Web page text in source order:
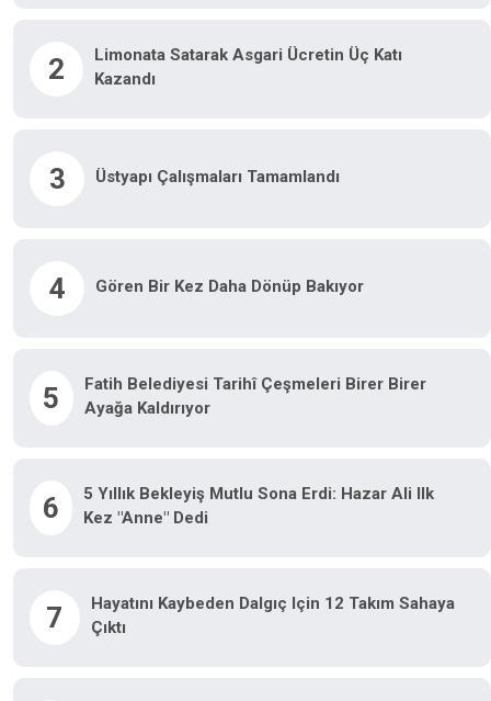
2
Limonata Satarak Asgari Ücretin Üç Katı
Kazandı
3 Üstyapı Çalışmaları Tamamlandı
4 Gören Bir Kez Daha Dönüp Bakıyor
5
Fatih Belediyesi Tarihî Çeşmeleri Birer Birer
Ayağa Kaldırıyor
6
5 Yıllık Bekleyiş Mutlu Sona Erdi: Hazar Ali Ilk
Kez "anne" Dedi
7
Hayatını Kaybeden Dalgıç Için 12 Takım Sahaya
Çıktı